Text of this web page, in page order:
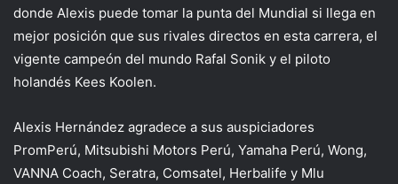
donde Alexis puede tomar la punta del Mundial si llega en
mejor posición que sus rivales directos en esta carrera, el
vigente campeón del mundo Rafal Sonik y el piloto
holandés Kees Koolen.
Alexis Hernández agradece a sus auspiciadores
PromPerú, Mitsubishi Motors Perú, Yamaha Perú, Wong,
VANNA Coach, Seratra, Comsatel, Herbalife y Mlu